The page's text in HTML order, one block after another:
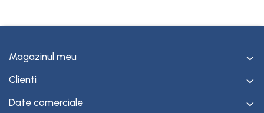
Magazinul meu
Clienti
Date comerciale